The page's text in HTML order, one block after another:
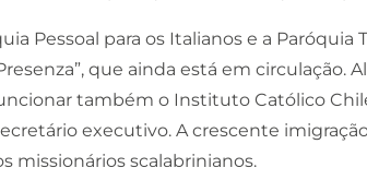
Pessoal para os Italianos e a
que ainda está em circulação.
também o Instituto Católico
executivo. A crescente
missionários scalabrinianos.​